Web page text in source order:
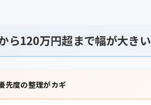
ら120万円超まで幅が大きい
先度の整理がカギ